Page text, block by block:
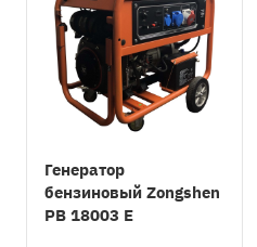
Генератор
бензиновый Zongshen
PB 18003 E